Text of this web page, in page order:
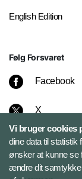
English Edition
Følg Forsvaret
Facebook
X
Instagram
Bluesky
Vi bruger cookies
dine data til statistik
ønsker at kunne se
ændre dit samtykke